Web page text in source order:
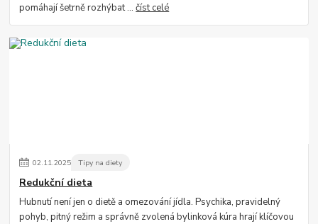
pomáhají šetrně rozhýbat ...číst celé
02.11.2025 Tipy na diety
Redukční dieta
Hubnutí není jen o dietě a omezování jídla. Psychika, pravidelný
pohyb, pitný režim a správně zvolená bylinková kúra hrají klíčovou